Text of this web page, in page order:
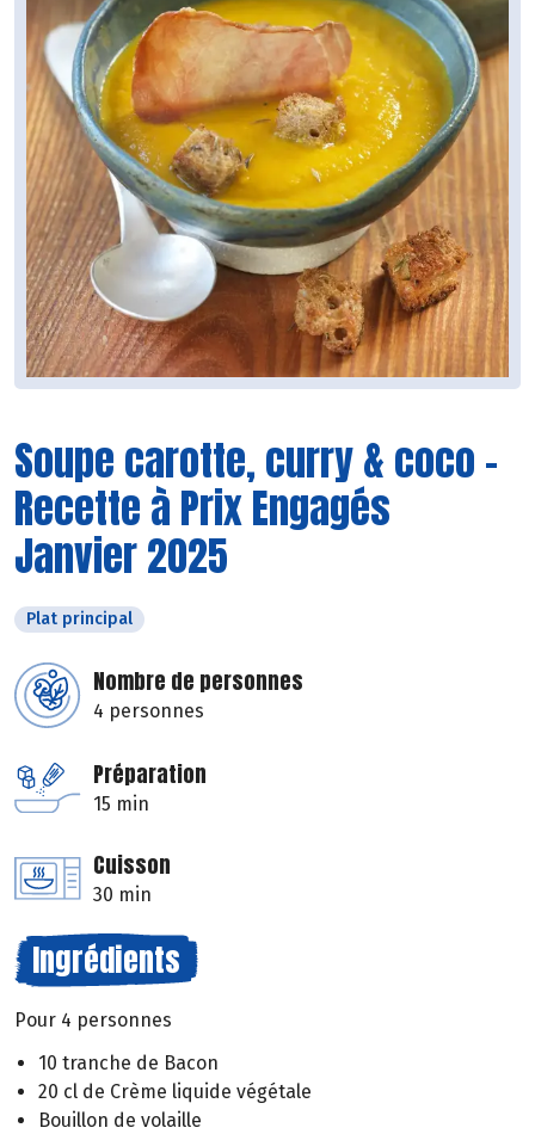
Soupe carotte, curry & coco -
Recette à Prix Engagés
Janvier 2025
Plat principal
Nombre de personnes
4 personnes
Préparation
15 min
Cuisson
30 min
Ingrédients
Pour 4 personnes
10 tranche de Bacon
20 cl de Crème liquide végétale
Bouillon de volaille